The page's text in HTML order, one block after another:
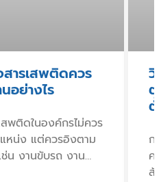
สารเสพติดควร
อย่างไร
สพติดในองค์กรไม่ควร
หน่ง แต่ควรอิงตาม
น งานขับรถ งาน
วิ
ต
ก
ค
สั